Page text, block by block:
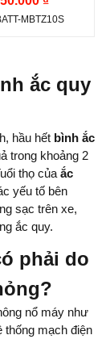
AGM
xuất:
MBTZ10S
ắc quy
hầu hết bình ắc
trong khoảng 2
thọ của ắc
yếu tố bên
sạc trên xe,
ắc quy.
phải do
nổ máy như
thống mạch điện